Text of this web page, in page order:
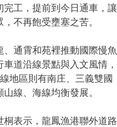
工，提前到今日通車，讓
不再飽受壅塞之苦。
通霄和苑裡推動國際慢魚
道沿線景點與入文風情，
地區則有南庄、三義雙國
線、海線均衡發展。
表示，龍鳳漁港聯外道路